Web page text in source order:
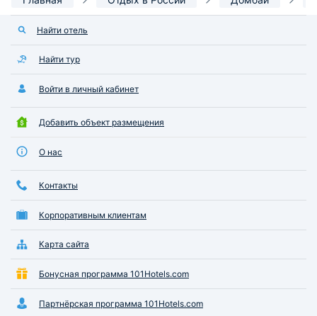
Найти отель
Найти тур
Войти в личный кабинет
Добавить объект размещения
О нас
Контакты
Корпоративным клиентам
Карта сайта
Бонусная программа 101Hotels.com
Партнёрская программа 101Hotels.com